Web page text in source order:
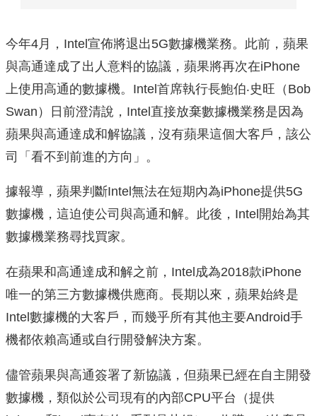
今年4月，Intel宣佈將退出5G數據機業務。此前，蘋果
與高通達成了出人意料的協議，蘋果將再次在iPhone
上使用高通的數據機。Intel首席執行長鮑伯‧史旺（Bob
Swan）日前澄清說，Intel直接放棄數據機業務是因為
蘋果與高通達成和解協議，沒有蘋果這個大客戶，該公
司「看不到前進的方向」。
據報導，蘋果判斷Intel無法在短期內為iPhone提供5G
數據機，這迫使公司與高通和解。此後，Intel開始為其
數據機業務尋找買家。
在蘋果和高通達成和解之前，Intel成為2018款iPhone
唯一的第三方數據機供應商。長期以來，蘋果始終是
Intel數據機的大客戶，而幾乎所有其他主要Android手
機都依賴高通或自行開發解決方案。
儘管蘋果與高通簽署了新協議，但蘋果已經在自主開發
數據機，類似於公司現有的內部CPU平台（提供